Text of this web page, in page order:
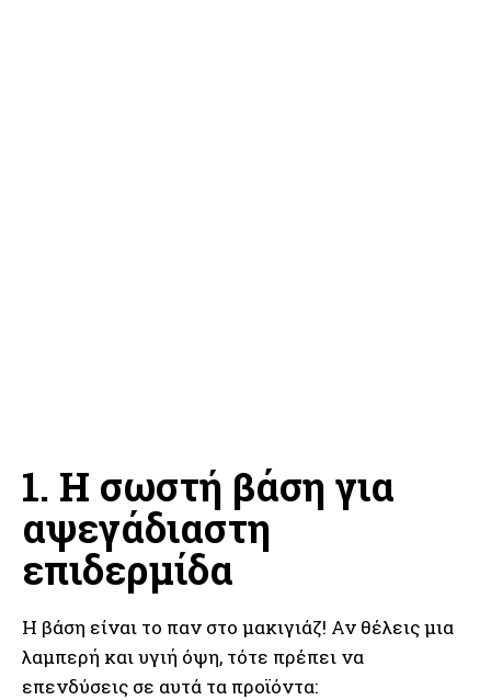
1. Η σωστή βάση για
αψεγάδιαστη
επιδερμίδα
Η βάση είναι το παν στο μακιγιάζ! Αν θέλεις μια
λαμπερή και υγιή όψη, τότε πρέπει να
επενδύσεις σε αυτά τα προϊόντα: